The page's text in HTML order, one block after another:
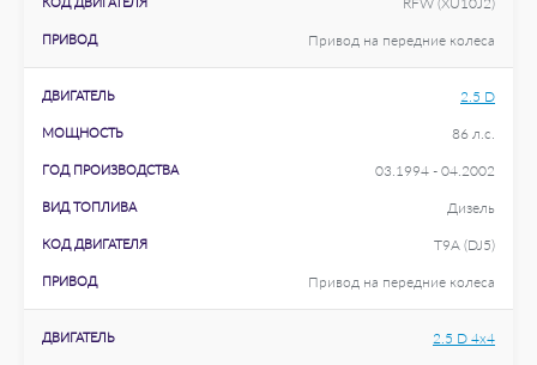
ПРИВОД Привод на передние колеса
ДВИГАТЕЛЬ 2.5 D
МОЩНОСТЬ 86 л.с.
ГОД ПРОИЗВОДСТВА 03.1994 - 04.2002
ВИД ТОПЛИВА Дизель
КОД ДВИГАТЕЛЯ T9A (DJ5)
ПРИВОД Привод на передние колеса
ДВИГАТЕЛЬ 2.5 D 4x4